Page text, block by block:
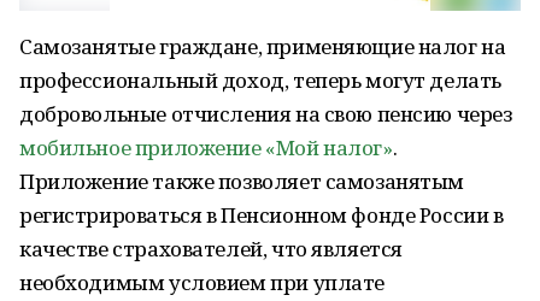
Самозанятые граждане, применяющие налог на
профессиональный доход, теперь могут делать
добровольные отчисления на свою пенсию через
мобильное приложение «Мой налог».
Приложение также позволяет самозанятым
регистрироваться в Пенсионном фонде России в
качестве страхователей, что является
необходимым условием при уплате